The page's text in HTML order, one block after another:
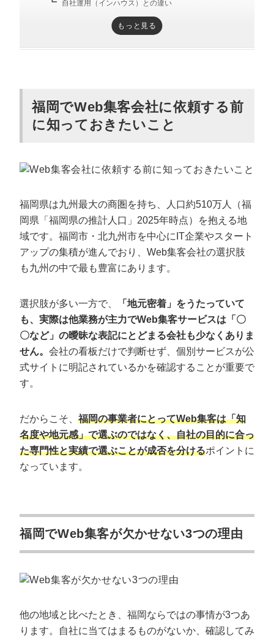
自社運用（インハウス）との違い
福岡でWeb集客を依頼するメリット・デメ
リット
福岡のWeb集客会社に依頼する費用相場
福岡のWeb集客会社おすすめ9選【目的別
まるごと任せたい｜総合支援に強いWeb集
客会社3選
StockSun株式会社
グレート・ビーンズ
広告運用とデータ分析に強みを求める｜広
告・データ型のWeb集客会社3選
グラシズ
制作力を軸に集客まで一貫対応｜制作×集
客に強いWeb集客会社3選
スタンス
失敗しないWeb集客会社の選び方5つのチ
ェックポイント
④料金体系と追加費用の透明性を確認する
もっと見る
福岡でWeb集客会社に依頼する前
に知っておきたいこと
福岡県は九州最大の商圏を持ち、人口約510万人（福
岡県「福岡県の推計人口」2025年時点）を抱える地
域です。福岡市・北九州市を中心にIT企業やスタート
アップの集積が進んでおり、Web集客会社の選択肢
も九州の中で最も豊富にあります。
選択肢が多い一方で、
「地元密着」をうたっていて
も、実際は他業務が主力でWeb集客サービスは「〇
〇など」の曖昧な表記にとどまる会社も少なくありま
せん。 会社の看板だけで判断せず、個別サービスが公
式サイトに明記されているかを確認することが重要で
す。
だからこそ、 福岡の事業者にとってWeb集客は「知
名度や地元感」で選ぶのではなく、自社の目的に合っ
た専門性と実績で選ぶことが成否を分けるポイントに
なっています。
福岡でWeb集客が欠かせない3つの理由
他の地域と比べたとき、福岡ならではの事情が3つあ
ります。自社に当てはまるものがないか、確認してみ